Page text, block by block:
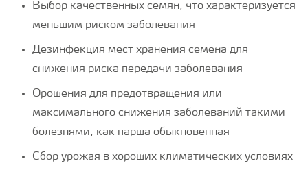
Выбор качественных семян, что характеризуется
меньшим риском заболевания
Дезинфекция мест хранения семена для
снижения риска передачи заболевания
Орошения для предотвращения или
максимального снижения заболеваний такими
болезнями, как парша обыкновенная
Сбор урожая в хороших климатических условиях